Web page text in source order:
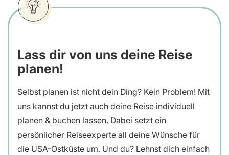
Lass dir von uns deine Reise
planen!
Selbst planen ist nicht dein Ding? Kein Problem! Mit
uns kannst du jetzt auch deine Reise individuell
planen & buchen lassen. Dabei setzt ein
persönlicher Reiseexperte all deine Wünsche für
die USA-Ostküste um. Und du? Lehnst dich einfach